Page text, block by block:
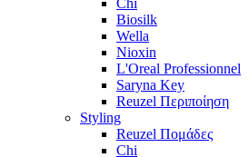
Chi
Biosilk
Wella
Nioxin
L'Oreal Professionnel
Saryna Key
Reuzel Περιποίηση
Styling
Reuzel Πομάδες
Chi